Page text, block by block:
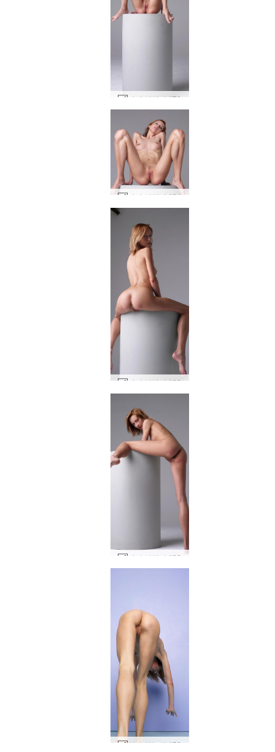
야나 실린더 #76
야나 실린더 #84
야나 실린더 #68
야나 실린더 #36
얀나 하늘색 #53